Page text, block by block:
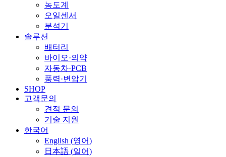
농도계
오일센서
분석기
솔루션
배터리
바이오·의약
자동차·PCB
풍력·변압기
SHOP
고객문의
견적 문의
기술 지원
한국어
English (영어)
日本語 (일어)